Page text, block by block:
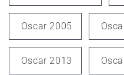
Oscar 2005
Oscar 2013